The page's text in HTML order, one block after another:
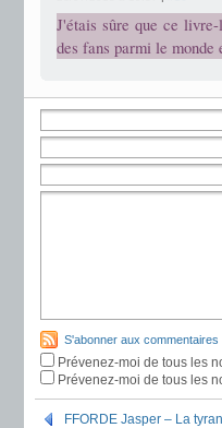
J'étais sûre que ce
des fans parmi le monde
S'abonner aux commentaires
Prévenez-moi de tous les
Prévenez-moi de tous les
FFORDE Jasper – La